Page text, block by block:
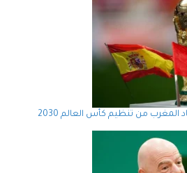
من تنظيم كأس العالم 2030